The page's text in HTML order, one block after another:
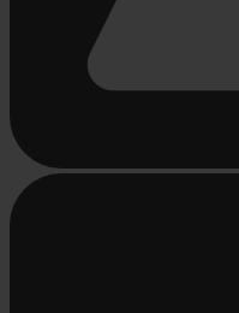
Beschäftigt
laden